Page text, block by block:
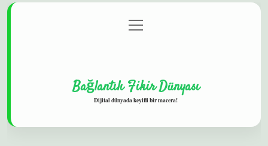
Gizlilik Politikası
menüyü
aç
Bağlantılı Fikir Dünyası
Dijital dünyada keyifli bir macera!